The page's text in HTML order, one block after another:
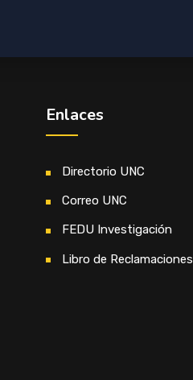
Enlaces
Directorio UNC
Correo UNC
FEDU Investigación
Libro de Reclamaciones